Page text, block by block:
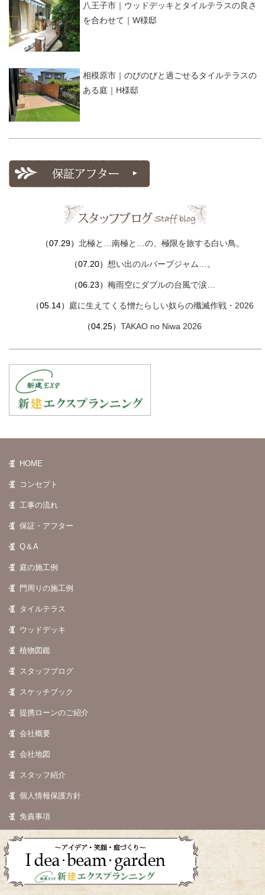
八王子市｜ウッドデッキとタイルテラスの良さ
を合わせて｜W様邸
相模原市｜のびのびと過ごせるタイルテラスの
ある庭｜H様邸
（07.29） 北極と…南極と…の、極限を旅する白い鳥。
（07.20） 想い出のルバーブジャム…。
（06.23） 梅雨空にダブルの台風で涙…
（05.14） 庭に生えてくる憎たらしい奴らの殲滅作戦・2026
（04.25） TAKAO no Niwa 2026
HOME
コンセプト
工事の流れ
保証・アフター
Q＆A
庭の施工例
門周りの施工例
タイルテラス
ウッドデッキ
植物図鑑
スタッフブログ
スケッチブック
提携ローンのご紹介
会社概要
会社地図
スタッフ紹介
個人情報保護方針
免責事項